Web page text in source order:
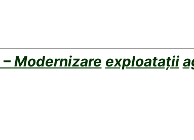
– Modernizare exploatații